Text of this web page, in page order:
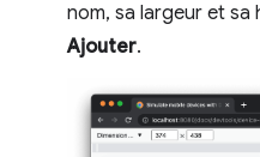
nom, sa largeur et sa
Ajouter.